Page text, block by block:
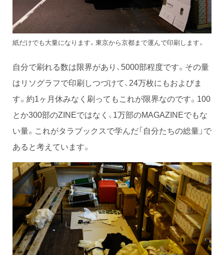
紙だけでも大量になります。東京から京都まで運んで印刷します。
自分で刷れる数は限界があり、5000部程度です。その量
はリソグラフで印刷しつづけて、24万枚にもおよびま
す。約1ヶ月休みなく刷ってもこれが限界なのです。100
とか300部のZINEではなく、1万部のMAGAZINEでもな
い量。これがタラブックスで学んだ「自分たちの総量」で
あると考えています。